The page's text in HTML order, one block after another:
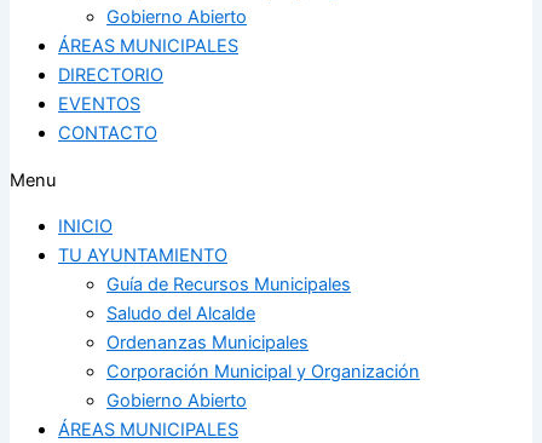
Gobierno Abierto
ÁREAS MUNICIPALES
DIRECTORIO
EVENTOS
CONTACTO
Menu
INICIO
TU AYUNTAMIENTO
Guía de Recursos Municipales
Saludo del Alcalde
Ordenanzas Municipales
Corporación Municipal y Organización
Gobierno Abierto
ÁREAS MUNICIPALES